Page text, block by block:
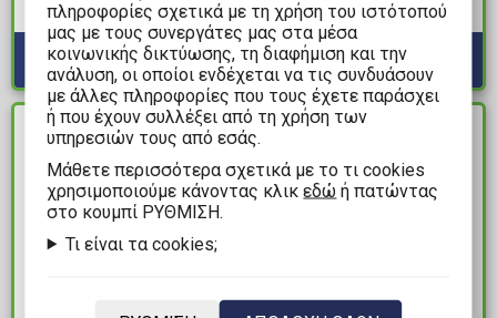
43)
Διαθέσιμα: 10+
Πουλόβερ (XL)
Διαθέσιμα: 1
ΔΙΑΘΕΣΙΜΟ
πληροφορίες σχετικά με τη χρήση του ιστότοπού
μας με τους συνεργάτες μας στα μέσα
κοινωνικής δικτύωσης, τη διαφήμιση και την
ανάλυση, οι οποίοι ενδέχεται να τις συνδυάσουν
με άλλες πληροφορίες που τους έχετε παράσχει
ή που έχουν συλλέξει από τη χρήση των
υπηρεσιών τους από εσάς.
Mάθετε περισσότερα σχετικά με το τι cookies
χρησιμοποιούμε κάνοντας κλικεδώ ή πατώντας
στο κουμπί ΡΥΘΜΙΣΗ.
Τι είναι τα cookies;